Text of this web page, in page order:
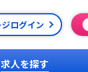
ログイン
求人を探す